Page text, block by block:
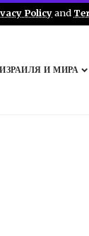
Policyand
И МИРА